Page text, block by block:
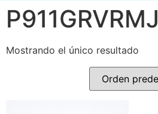
P911GRVRMJ
Mostrando el único resultado